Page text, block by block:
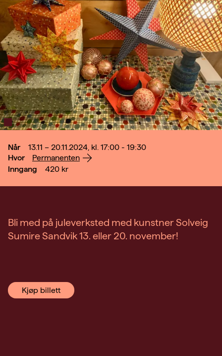
Når
13.11 – 20.11.2024, kl. 17:00 - 19:30
Hvor
Permanenten
Inngang
420 kr
Bli med på juleverksted med kunstner Solveig
Sumire Sandvik 13. eller 20. november!
Kjøp billett